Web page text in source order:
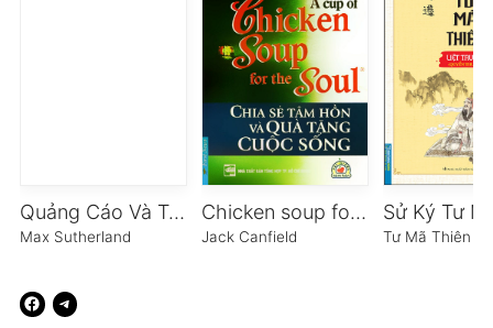
Quảng Cáo Và Tâm Trí Người Tiêu Dùng
Max Sutherland
Chicken soup for the soul 3 – Chia sẻ tâm hồn & Quà tặng cuộc sống
Jack Canfield Tư Mã Thiên